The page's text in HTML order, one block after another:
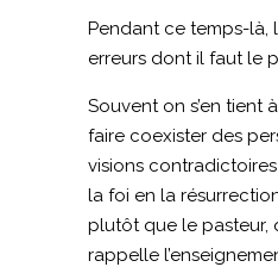
Pendant ce temps-là,
erreurs dont il faut le
Souvent on s’en tient
faire coexister des
visions
la foi en la
plutôt que le pasteur,
rappelle